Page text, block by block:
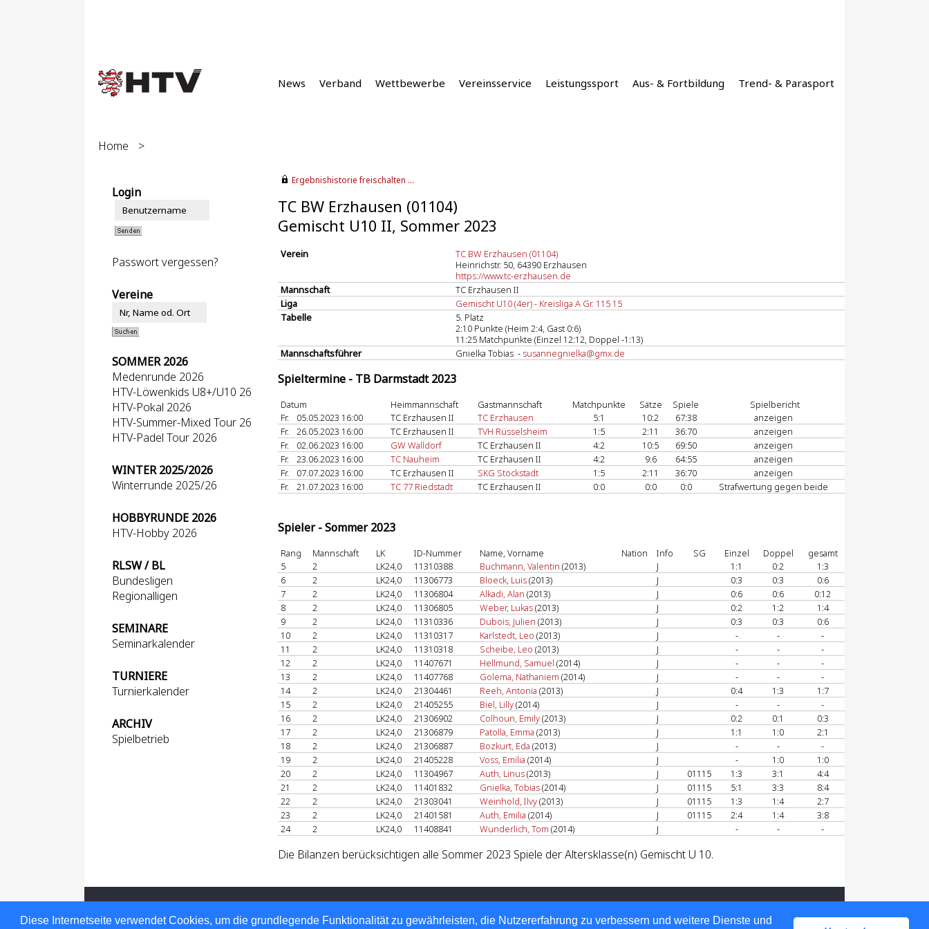
Diese Internetseite verwendet Cookies, um die grundlegende Funktionalität zu gewährleisten, die Nutzererfahrung zu verbessern und weitere Dienste und
News Verband Wettbewerbe Vereinsservice Leistungssport Aus- & Fortbildung Trend- & Parasport
Home >
Login
Passwort vergessen?
Vereine
SOMMER 2026
Medenrunde 2026
HTV-Löwenkids U8+/U10 26
HTV-Pokal 2026
HTV-Summer-Mixed Tour 26
HTV-Padel Tour 2026
WINTER 2025/2026
Winterrunde 2025/26
HOBBYRUNDE 2026
HTV-Hobby 2026
RLSW / BL
Bundesligen
Regionalligen
SEMINARE
Seminarkalender
TURNIERE
Turnierkalender
ARCHIV
Spielbetrieb
Ergebnishistorie freischalten ...
TC BW Erzhausen (01104)
Gemischt U10 II, Sommer 2023
Verein
TC BW Erzhausen (01104)
Heinrichstr. 50, 64390 Erzhausen
https://www.tc-erzhausen.de
Mannschaft
TC Erzhausen II
Liga
Gemischt U10 (4er) - Kreisliga A Gr. 115 15
Tabelle
5. Platz
2:10 Punkte (Heim 2:4, Gast 0:6)
11:25 Matchpunkte (Einzel 12:12, Doppel -1:13)
Mannschaftsführer
Gnielka Tobias - susannegnielka@gmx.de
Spieltermine - TB Darmstadt 2023
Datum Heimmannschaft Gastmannschaft Matchpunkte Sätze Spiele
Spielbericht
Fr.
05.05.2023 16:00 TC Erzhausen II TC Erzhausen 5:1 10:2 67:38
anzeigen
Fr.
26.05.2023 16:00 TC Erzhausen II TVH Rüsselsheim 1:5 2:11 36:70
anzeigen
Fr.
02.06.2023 16:00 GW Walldorf TC Erzhausen II 4:2 10:5 69:50
anzeigen
Fr.
23.06.2023 16:00 TC Nauheim TC Erzhausen II 4:2 9:6 64:55
anzeigen
Fr.
07.07.2023 16:00 TC Erzhausen II SKG Stockstadt 1:5 2:11 36:70
anzeigen
Fr.
21.07.2023 16:00 TC 77 Riedstadt TC Erzhausen II 0:0 0:0 0:0 Strafwertung gegen beide
Spieler - Sommer 2023
Rang Mannschaft LK ID-Nummer Name, Vorname Nation Info SG Einzel Doppel
gesamt
5
2 LK24,0 11310388 Buchmann, Valentin (2013) J 1:1 0:2
1:3
6
2 LK24,0 11306773 Bloeck, Luis(2013) J 0:3 0:3
0:6
7
2 LK24,0 11306804 Alkadi, Alan (2013) J 0:6 0:6
0:12
8
2 LK24,0 11306805 Weber, Lukas(2013) J 0:2 1:2
1:4
9
2 LK24,0 11310336 Dubois, Julien (2013) J 0:3 0:3
0:6
10
2 LK24,0 11310317 Karlstedt, Leo (2013) J - -
-
11
2 LK24,0 11310318 Scheibe, Leo (2013) J - -
-
12
2 LK24,0 11407671 Hellmund, Samuel (2014) J - -
-
13
2 LK24,0 11407768 Golema, Nathaniem (2014) J - -
-
14
2 LK24,0 21304461 Reeh, Antonia (2013) J 0:4 1:3
1:7
15
2 LK24,0 21405255 Biel, Lilly(2014) J - -
-
16
2 LK24,0 21306902 Colhoun, Emily(2013) J 0:2 0:1
0:3
17
2 LK24,0 21306879 Patolla, Emma (2013) J 1:1 1:0
2:1
18
2 LK24,0 21306887 Bozkurt, Eda (2013) J - -
-
19
2 LK24,0 21405228 Voss, Emilia (2014) J - 1:0
1:0
20
2 LK24,0 11304967 Auth, Linus(2013) J 01115 1:3 3:1
4:4
21
2 LK24,0 11401832 Gnielka, Tobias(2014) J 01115 5:1 3:3
8:4
22
2 LK24,0 21303041 Weinhold, Ilvy(2013) J 01115 1:3 1:4
2:7
23
2 LK24,0 21401581 Auth, Emilia (2014) J 01115 2:4 1:4
3:8
24
2 LK24,0 11408841 Wunderlich, Tom (2014) J - - -
Die Bilanzen berücksichtigen alle Sommer 2023 Spiele der Altersklasse(n) Gemischt U 10.
© 1999-2026nu Datenautomaten GmbH - Automatisierte internetgestützte Netzwerklösungen